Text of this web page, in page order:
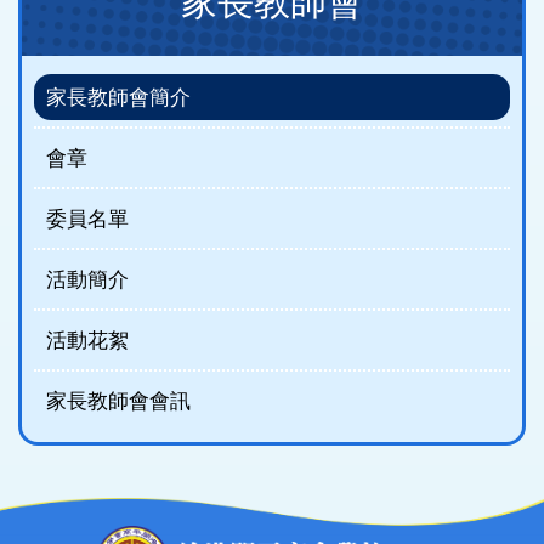
(new)
家長教師會簡介
會章
委員名單
活動簡介
活動花絮
家長教師會會訊